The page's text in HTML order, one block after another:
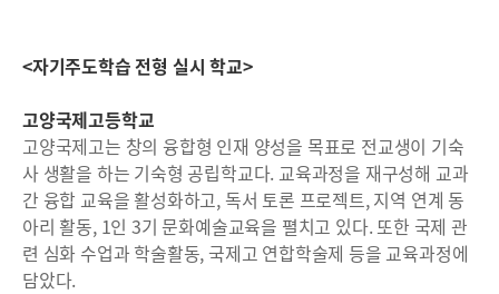
<자기주도학습 전형 실시 학교>
고양국제고등학교
고양국제고는 창의 융합형 인재 양성을 목표로 전교생이 기숙
사 생활을 하는 기숙형 공립학교다. 교육과정을 재구성해 교과
간 융합 교육을 활성화하고, 독서 토론 프로젝트, 지역 연계 동
아리 활동, 1인 3기 문화예술교육을 펼치고 있다. 또한 국제 관
련 심화 수업과 학술활동, 국제고 연합학술제 등을 교육과정에
담았다.